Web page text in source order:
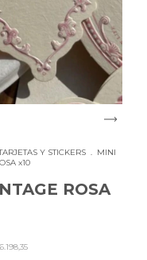
Y STICKERS . MINI
x10
ROSA